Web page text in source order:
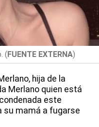
(FUENTE EXTERNA)
hija de la
Merlano quien está
este
su mamá a fugarse